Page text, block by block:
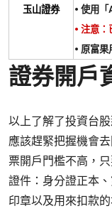
玉山證券
• 使用「
• 注意：
• 原富果
證券開戶
以上了解了投資台
應該趕緊把握機會
票開戶門檻不高，
證件：身分證正本
印章以及用來扣款